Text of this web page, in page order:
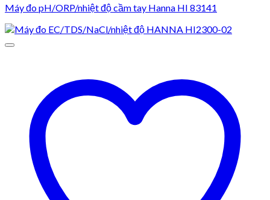
Máy đo pH/ORP/nhiệt độ cầm tay Hanna HI 83141